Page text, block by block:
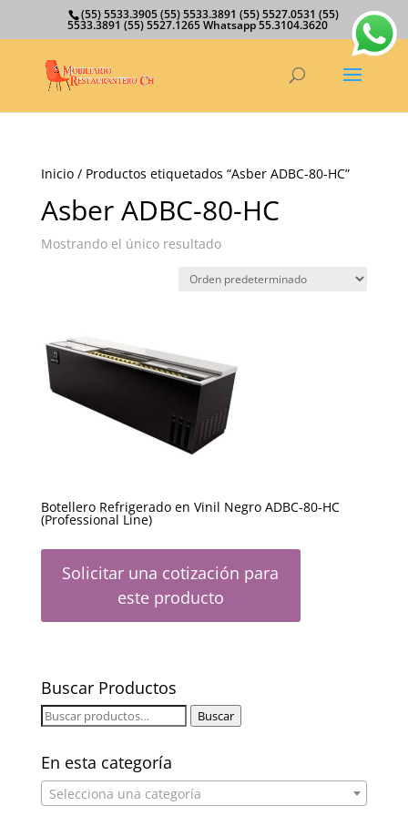
(55) 5533.3905 (55) 5533.3891 (55) 5527.0531 (55)
5533.3891 (55) 5527.1265 Whatsapp 55.3104.3620
Inicio/ Productos etiquetados “Asber ADBC-80-HC”
Asber ADBC-80-HC
Mostrando el único resultado
Botellero Refrigerado en Vinil Negro ADBC-80-HC
(Professional Line)
Solicitar una cotización para
este producto
Buscar Productos
Buscar
Buscar
En esta categoría
Selecciona una categoría